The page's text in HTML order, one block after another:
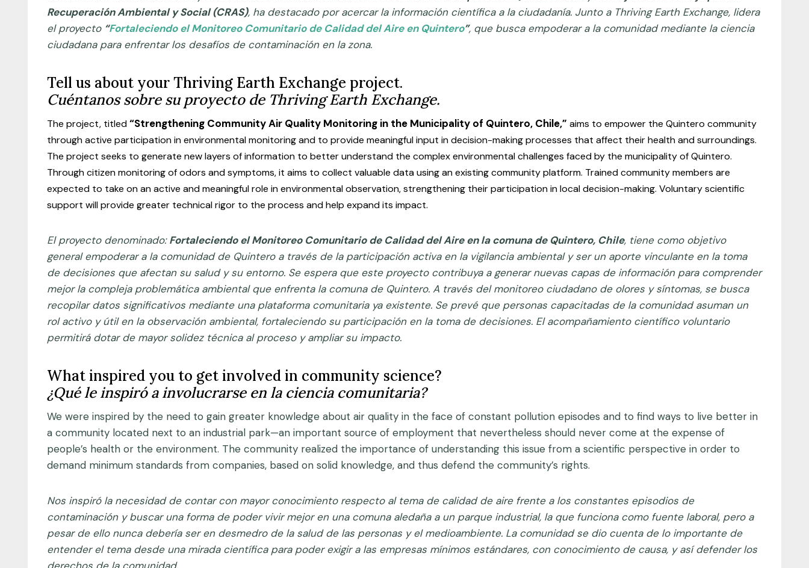
Recuperación Ambiental y Social (CRAS), ha destacado por acercar la información científica a la ciudadanía. Junto a Thriving Earth Exchange, lidera
el proyecto “Fortaleciendo el Monitoreo Comunitario de Calidad del Aire en Quintero”, que busca empoderar a la comunidad mediante la ciencia
ciudadana para enfrentar los desafíos de contaminación en la zona.
Tell us about your Thriving Earth Exchange project.
Cuéntanos sobre su proyecto de Thriving Earth Exchange.
The project, titled“Strengthening Community Air Quality Monitoring in the Municipality of Quintero, Chile,” aims to empower the Quintero community
through active participation in environmental monitoring and to provide meaningful input in decision-making processes that affect their health and surroundings.
The project seeks to generate new layers of information to better understand the complex environmental challenges faced by the municipality of Quintero.
Through citizen monitoring of odors and symptoms, it aims to collect valuable data using an existing community platform. Trained community members are
expected to take on an active and meaningful role in environmental observation, strengthening their participation in local decision-making. Voluntary scientific
support will provide greater technical rigor to the process and help expand its impact.
El proyecto denominado:Fortaleciendo el Monitoreo Comunitario de Calidad del Aire en la comuna de Quintero, Chile, tiene como objetivo
general empoderar a la comunidad de Quintero a través de la participación activa en la vigilancia ambiental y ser un aporte vinculante en la toma
de decisiones que afectan su salud y su entorno. Se espera que este proyecto contribuya a generar nuevas capas de información para comprender
mejor la compleja problemática ambiental que enfrenta la comuna de Quintero. A través del monitoreo ciudadano de olores y síntomas, se busca
recopilar datos significativos mediante una plataforma comunitaria ya existente. Se prevé que personas capacitadas de la comunidad asuman un
rol activo y útil en la observación ambiental, fortaleciendo su participación en la toma de decisiones. El acompañamiento científico voluntario
permitirá dotar de mayor solidez técnica al proceso y ampliar su impacto.
What inspired you to get involved in community science?
¿Qué le inspiró a involucrarse en la ciencia comunitaria?
We were inspired by the need to gain greater knowledge about air quality in the face of constant pollution episodes and to find ways to live better in
a community located next to an industrial park—an important source of employment that nevertheless should never come at the expense of
people’s health or the environment. The community realized the importance of understanding this issue from a scientific perspective in order to
demand minimum standards from companies, based on solid knowledge, and thus defend the community’s rights.
Nos inspiró la necesidad de contar con mayor conocimiento respecto al tema de calidad de aire frente a los constantes episodios de
contaminación y buscar una forma de poder vivir mejor en una comuna aledaña a un parque industrial, la que funciona como fuente laboral, pero a
pesar de ello nunca debería ser en desmedro de la salud de las personas y el medioambiente. La comunidad se dio cuenta de lo importante de
entender el tema desde una mirada científica para poder exigir a las empresas mínimos estándares, con conocimiento de causa, y así defender los